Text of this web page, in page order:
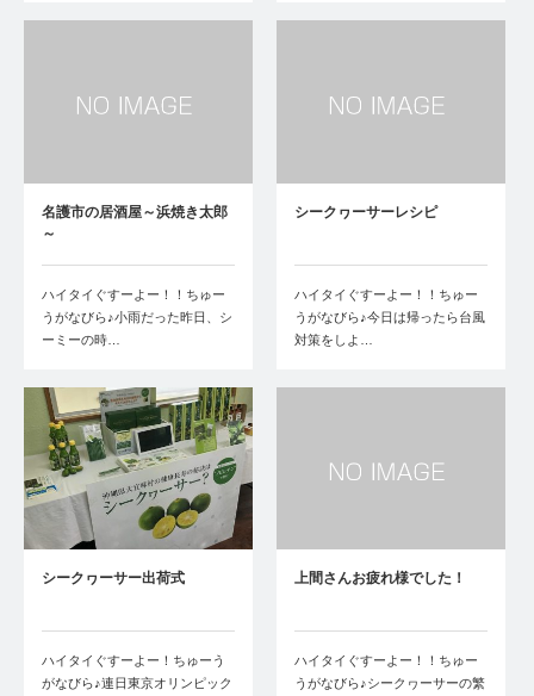
名護市の居酒屋～浜焼き太郎
～
ハイタイぐすーよー！！ちゅー
うがなびら♪小雨だった昨日、シ
ーミーの時…
シークヮーサーレシピ
ハイタイぐすーよー！！ちゅー
うがなびら♪今日は帰ったら台風
対策をしよ…
シークヮーサー出荷式
ハイタイぐすーよー！ちゅーう
がなびら♪連日東京オリンピック
上間さんお疲れ様でした！
ハイタイぐすーよー！！ちゅー
うがなびら♪シークヮーサーの繁